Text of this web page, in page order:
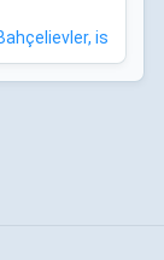
istanbul